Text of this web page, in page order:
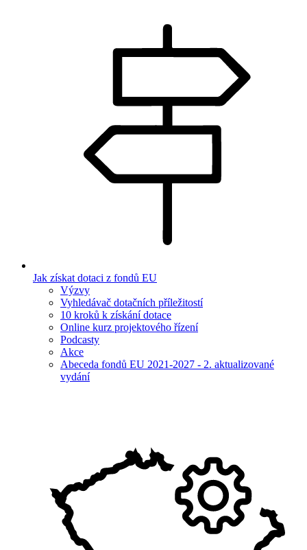
Jak získat dotaci z fondů EU
Výzvy
Vyhledávač dotačních příležitostí
10 kroků k získání dotace
Online kurz projektového řízení
Podcasty
Akce
Abeceda fondů EU 2021-2027 - 2. aktualizované
vydání